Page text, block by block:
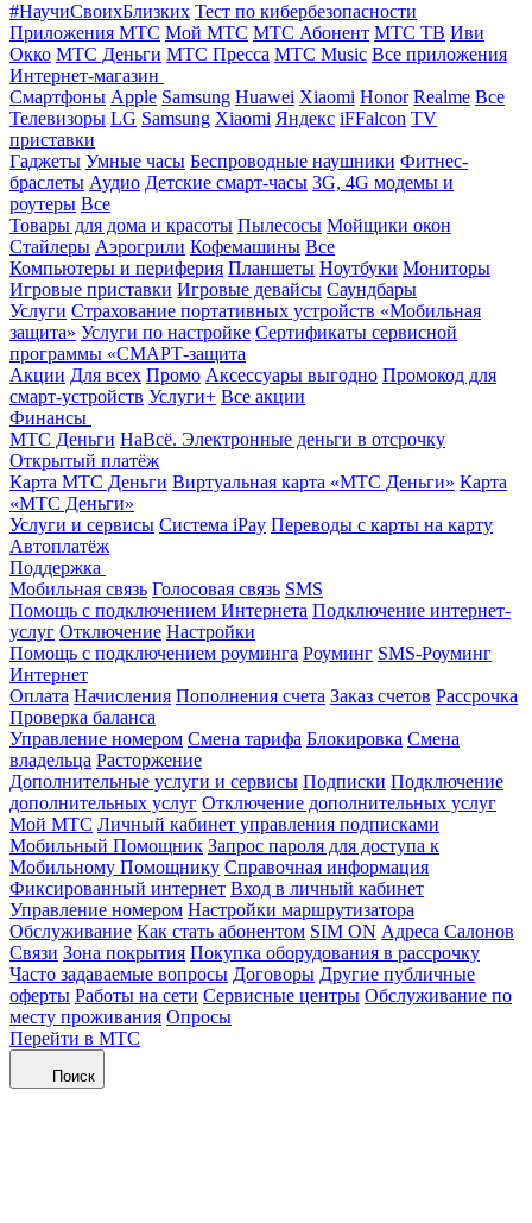
#НаучиСвоихБлизких Тест по кибербезопасности
Приложения МТС Мой МТС МТС Абонент МТС ТВ Иви
Окко МТС Деньги МТС Пресса МТС Music Все приложения
Интернет-магазин
Смартфоны Apple Samsung Huawei Xiaomi Honor Realme Все
Телевизоры LG Samsung Xiaomi Яндекс iFFalcon TV
приставки
Гаджеты Умные часы Беспроводные наушники Фитнес-
браслеты Аудио Детские смарт-часы 3G, 4G модемы и
роутеры Все
Товары для дома и красоты Пылесосы Мойщики окон
Стайлеры Аэрогрили Кофемашины Все
Компьютеры и периферия Планшеты Ноутбуки Мониторы
Игровые приставки Игровые девайсы Саундбары
Услуги Страхование портативных устройств «Мобильная
защита» Услуги по настройке Сертификаты сервисной
программы «СМАРТ-защита
Акции Для всех Промо Аксессуары выгодно Промокод для
смарт-устройств Услуги+ Все акции
Финансы
МТС Деньги НаВсё. Электронные деньги в отсрочку
Открытый платёж
Карта МТС Деньги Виртуальная карта «МТС Деньги» Карта
«МТС Деньги»
Услуги и сервисы Система iPay Переводы с карты на карту
Автоплатёж
Поддержка
Мобильная связь Голосовая связь SMS
Помощь с подключением Интернета Подключение интернет-
услуг Отключение Настройки
Помощь с подключением роуминга Роуминг SMS-Роуминг
Интернет
Оплата Начисления Пополнения счета Заказ счетов Рассрочка
Проверка баланса
Управление номером Смена тарифа Блокировка Смена
владельца Расторжение
Дополнительные услуги и сервисы Подписки Подключение
дополнительных услуг Отключение дополнительных услуг
Мой МТС Личный кабинет управления подписками
Мобильный Помощник Запрос пароля для доступа к
Мобильному Помощнику Справочная информация
Фиксированный интернет Вход в личный кабинет
Управление номером Настройки маршрутизатора
Обслуживание Как стать абонентом SIM ON Адреса Салонов
Связи Зона покрытия Покупка оборудования в рассрочку
Часто задаваемые вопросы Договоры Другие публичные
оферты Работы на сети Сервисные центры Обслуживание по
месту проживания Опросы
Перейти в МТС
Поиск